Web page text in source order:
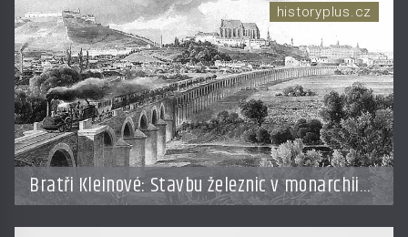
Bratři Kleinové: Stavbu železnic v monarchii
ovládli samouci
historyplus.cz